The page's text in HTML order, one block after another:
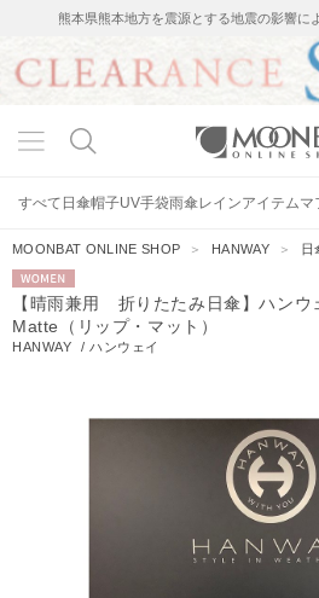
熊本県熊本地方を震源とする地震の影響に
すべて 日傘帽子UV手袋雨傘レインアイテムマ
MOONBAT ONLINE SHOP ＞ HANWAY ＞ 日
WOMEN
【晴雨兼用 折りたたみ日傘】ハンウ
Matte（リップ・マット）
HANWAY /ハンウェイ